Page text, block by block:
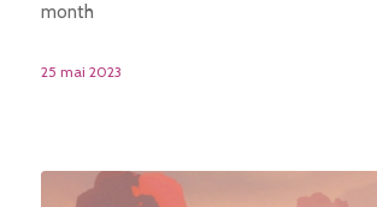
month
25 mai 2023